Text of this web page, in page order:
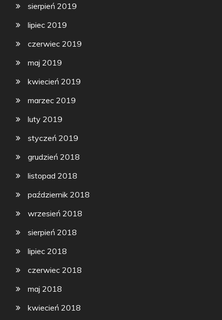
sierpień 2019
lipiec 2019
czerwiec 2019
maj 2019
kwiecień 2019
marzec 2019
luty 2019
styczeń 2019
grudzień 2018
listopad 2018
październik 2018
wrzesień 2018
sierpień 2018
lipiec 2018
czerwiec 2018
maj 2018
kwiecień 2018